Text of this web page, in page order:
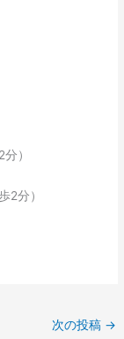
）
2分）
次の投稿 →